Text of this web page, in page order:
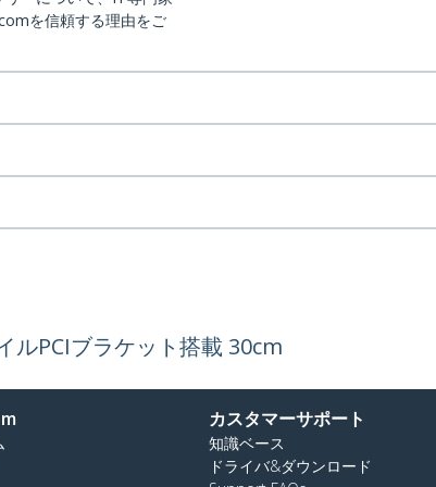
を信頼する理由をご
ルPCIブラケット搭載 30cm
カスタマーサポート
知識ベース
ドライバ&ダウンロード